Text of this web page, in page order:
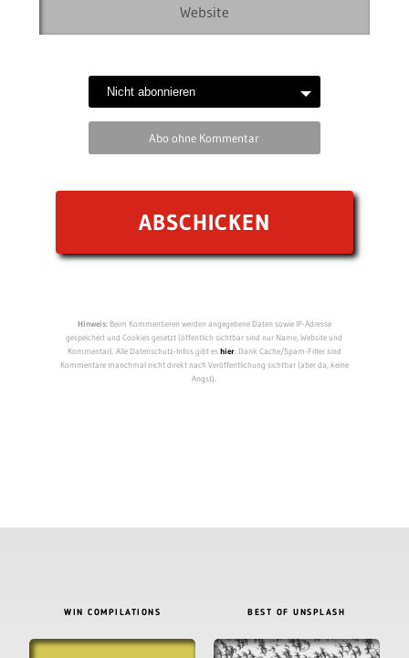
Abo ohne Kommentar
Hinweis:Beim Kommentieren werden angegebene Daten sowie IP-Adresse
gespeichert und Cookies gesetzt (öffentlich sichtbar sind nur Name, Website und
Kommentar). Alle Datenschutz-Infos gibt eshier. Dank Cache/Spam-Filter sind
Kommentare manchmal nicht direkt nach Veröffentlichung sichtbar (aber da, keine
Angst).
WIN COMPILATIONS BEST OF UNSPLASH